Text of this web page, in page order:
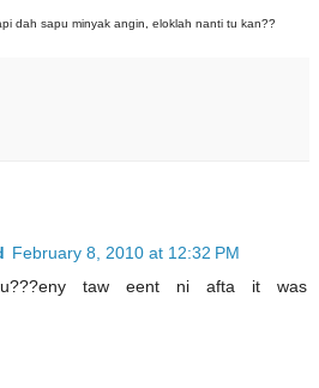
dah sapu minyak angin, eloklah nanti tu kan??
February 8, 2010 at 12:32 PM
taw eent ni afta it was